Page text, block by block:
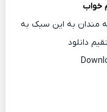
خواب
مندان به این سبک به
دانلود